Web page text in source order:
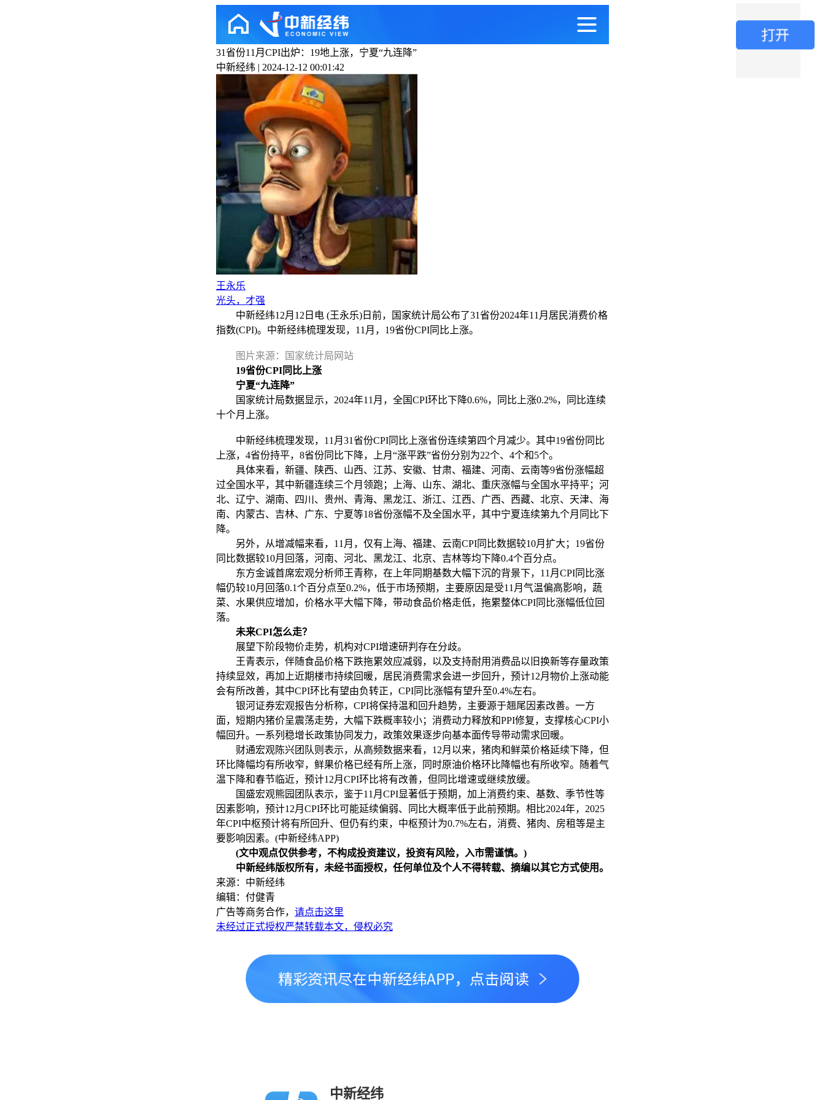
31省份11月CPI出炉：19地上涨，宁夏“九连降”
中新经纬 | 2024-12-12 00:01:42
王永乐
光头，才强
中新经纬12月12日电 (王永乐)日前，国家统计局公布了31省份2024年11月居民消费价格
指数(CPI)。中新经纬梳理发现，11月，19省份CPI同比上涨。
图片来源：国家统计局网站
19省份CPI同比上涨
宁夏“九连降”
国家统计局数据显示，2024年11月，全国CPI环比下降0.6%，同比上涨0.2%，同比连续
十个月上涨。
中新经纬梳理发现，11月31省份CPI同比上涨省份连续第四个月减少。其中19省份同比
上涨，4省份持平，8省份同比下降，上月“涨平跌”省份分别为22个、4个和5个。
具体来看，新疆、陕西、山西、江苏、安徽、甘肃、福建、河南、云南等9省份涨幅超
过全国水平，其中新疆连续三个月领跑；上海、山东、湖北、重庆涨幅与全国水平持平；河
北、辽宁、湖南、四川、贵州、青海、黑龙江、浙江、江西、广西、西藏、北京、天津、海
南、内蒙古、吉林、广东、宁夏等18省份涨幅不及全国水平，其中宁夏连续第九个月同比下
降。
另外，从增减幅来看，11月，仅有上海、福建、云南CPI同比数据较10月扩大；19省份
同比数据较10月回落，河南、河北、黑龙江、北京、吉林等均下降0.4个百分点。
东方金诚首席宏观分析师王青称，在上年同期基数大幅下沉的背景下，11月CPI同比涨
幅仍较10月回落0.1个百分点至0.2%，低于市场预期，主要原因是受11月气温偏高影响，蔬
菜、水果供应增加，价格水平大幅下降，带动食品价格走低，拖累整体CPI同比涨幅低位回
落。
未来CPI怎么走？
展望下阶段物价走势，机构对CPI增速研判存在分歧。
王青表示，伴随食品价格下跌拖累效应减弱，以及支持耐用消费品以旧换新等存量政策
持续显效，再加上近期楼市持续回暖，居民消费需求会进一步回升，预计12月物价上涨动能
会有所改善，其中CPI环比有望由负转正，CPI同比涨幅有望升至0.4%左右。
银河证券宏观报告分析称，CPI将保持温和回升趋势，主要源于翘尾因素改善。一方
面，短期内猪价呈震荡走势，大幅下跌概率较小；消费动力释放和PPI修复，支撑核心CPI小
幅回升。一系列稳增长政策协同发力，政策效果逐步向基本面传导带动需求回暖。
财通宏观陈兴团队则表示，从高频数据来看，12月以来，猪肉和鲜菜价格延续下降，但
环比降幅均有所收窄，鲜果价格已经有所上涨，同时原油价格环比降幅也有所收窄。随着气
温下降和春节临近，预计12月CPI环比将有改善，但同比增速或继续放缓。
国盛宏观熊园团队表示，鉴于11月CPI显著低于预期，加上消费约束、基数、季节性等
因素影响，预计12月CPI环比可能延续偏弱、同比大概率低于此前预期。相比2024年，2025
年CPI中枢预计将有所回升、但仍有约束，中枢预计为0.7%左右，消费、猪肉、房租等是主
要影响因素。(中新经纬APP)
(文中观点仅供参考，不构成投资建议，投资有风险，入市需谨慎。)
中新经纬版权所有，未经书面授权，任何单位及个人不得转载、摘编以其它方式使用。
来源：中新经纬
编辑：付健青
广告等商务合作， 请点击这里
未经过正式授权严禁转载本文，侵权必究
中新经纬